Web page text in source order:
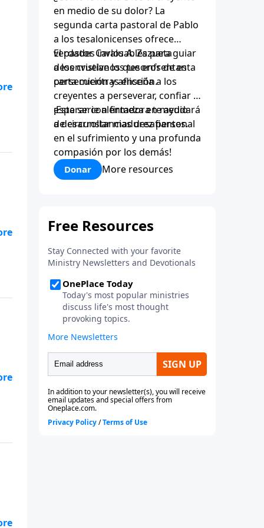
en medio de su dolor? La
segunda carta pastoral de Pablo
a los tesalonicenses ofrece
verdades invaluables para guiar
a los cristianos que enfrentan
persecución y aflicción.
El pastor Carlos A. Zazueta
desenvuelve los tesoros de esta
carta mientras enseña a los
creyentes a perseverar, confiar y
esperar con firmeza en medio
de circunstancias desafiantes.
¡Esta serie alentadora te ayudará
a desarrollar madurez personal
en el sufrimiento y una profunda
compasión por los demás!
Donar More resources